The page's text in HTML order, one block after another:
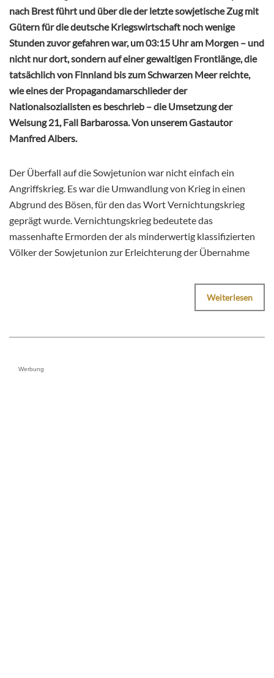
nach Brest führt und über die der letzte sowjetische Zug mit
Gütern für die deutsche Kriegswirtschaft noch wenige
Stunden zuvor gefahren war, um 03:15 Uhr am Morgen – und
nicht nur dort, sondern auf einer gewaltigen Frontlänge, die
tatsächlich von Finnland bis zum Schwarzen Meer reichte,
wie eines der Propagandamarschlieder der
Nationalsozialisten es beschrieb – die Umsetzung der
Weisung 21, Fall Barbarossa. Von unserem Gastautor
Manfred Albers.
Der Überfall auf die Sowjetunion war nicht einfach ein
Angriffskrieg. Es war die Umwandlung von Krieg in einen
Abgrund des Bösen, für den das Wort Vernichtungskrieg
geprägt wurde. Vernichtungskrieg bedeutete das
massenhafte Ermorden der als minderwertig klassifizierten
Völker der Sowjetunion zur Erleichterung der Übernahme
Weiterlesen
Werbung